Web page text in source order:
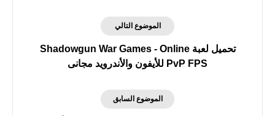
الموضوع التالي
تحميل لعبة Shadowgun War Games - Online
PvP FPS‏ للأيفون والأندرويد مجانى
الموضوع السابق